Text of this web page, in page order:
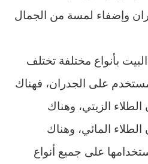
وإضفاء لمسة من الجمال
بأنواع مختلفة تختلف
على الجدران، فهناك
الزيتي، وهناك
المائي، وهناك
على جميع أنواع